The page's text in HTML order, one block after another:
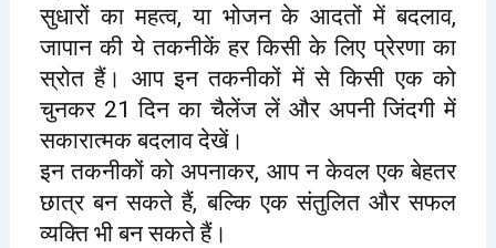
सुधारों का महत्व, या भोजन के आदतों में बदलाव,
जापान की ये तकनीकें हर किसी के लिए प्रेरणा का
स्रोत हैं। आप इन तकनीकों में से किसी एक को
चुनकर 21 दिन का चैलेंज लें और अपनी जिंदगी में
सकारात्मक बदलाव देखें।
इन तकनीकों को अपनाकर, आप न केवल एक बेहतर
छात्र बन सकते हैं, बल्कि एक संतुलित और सफल
व्यक्ति भी बन सकते हैं।